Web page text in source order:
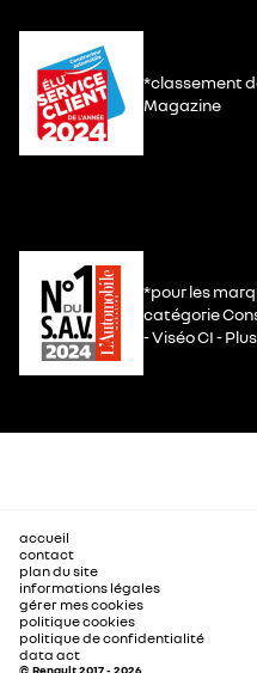
*classement
Magazine
*pour les
catégorie
- Viséo CI -
accueil
contact
plan du site
informations légales
gérer mes cookies
politique cookies
politique de confidentialité
data act
© Renault 2017 - 2026